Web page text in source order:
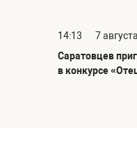
14:13
7 августа
Саратовцев
в конкурсе